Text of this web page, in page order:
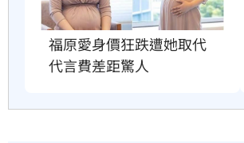
福原愛身價狂跌遭她取代
代言費差距驚人